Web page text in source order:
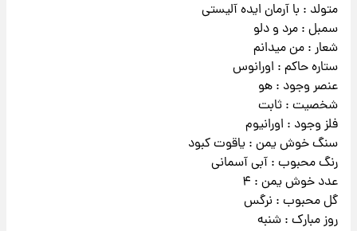
متولد : با آرمان ایده آلیستی
سمبل : مرد و دلو
شعار : من میدانم
ستاره حاکم : اورانوس
عنصر وجود : هو
شخصیت : ثابت
فلز وجود : اورانیوم
سنگ خوش یمن : یاقوت کبود
رنگ محبوب : آبی آسمانی
عدد خوش یمن : ۴
گل محبوب : نرگس
روز مبارک : شنبه